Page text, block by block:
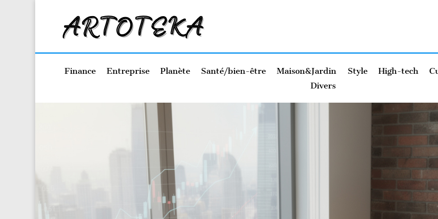
Finance Entreprise Planète Santé/bien-être Maison&Jardin Style High-tech
Divers